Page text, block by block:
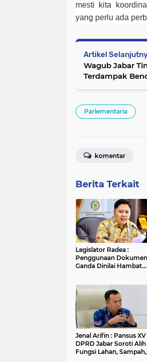
mesti kita
yang perlu ada
Artikel
Wagub Jabar
Terdampak
Parlementaria
komentar
Berita Terkait
Legislator Radea :
Penggunaan Dokumen
Ganda Dinilai Hambat
Sampah di Kota
Jenal Arifin : Pansus XV
DPRD Jabar Soroti Alih
Fungsi Lahan, Sampah,